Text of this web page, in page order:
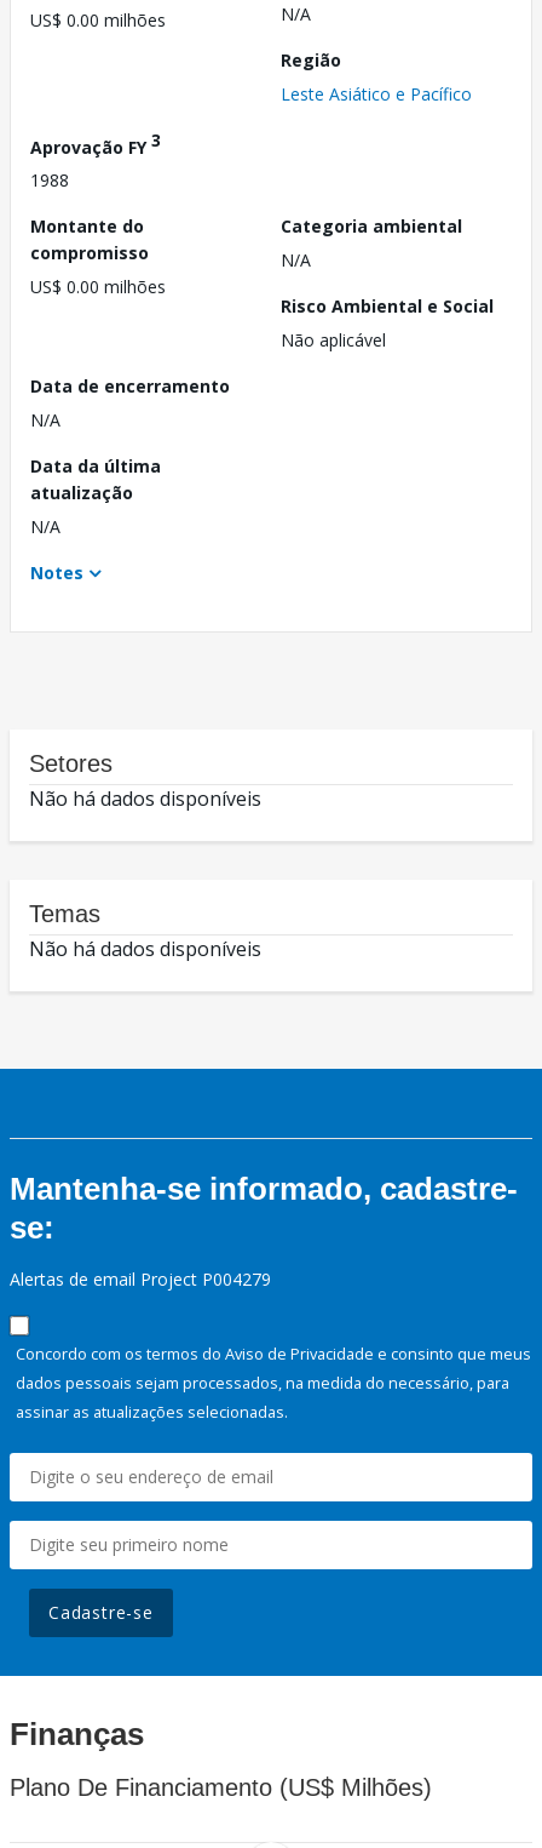
US$ 0.00 milhões
N/A
Região
Leste Asiático e Pacífico
Aprovação FY3
1988
Montante do
compromisso
US$ 0.00 milhões
Categoria ambiental
N/A
Risco Ambiental e Social
Não aplicável
Data de encerramento
N/A
Data da última
atualização
N/A
Notes
Setores
Não há dados disponíveis
Temas
Não há dados disponíveis
Mantenha-se informado, cadastre-
se:
Alertas de email Project P004279
Concordo com os termos do Aviso de Privacidade e consinto que meus
dados pessoais sejam processados, na medida do necessário, para
assinar as atualizações selecionadas.
Cadastre-se
Finanças
Plano De Financiamento (US$ Milhões)